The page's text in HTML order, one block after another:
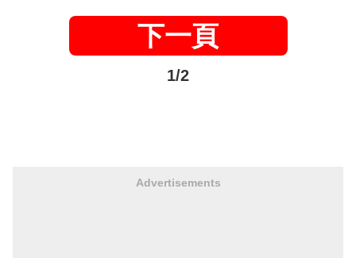
下一頁
1/2
Advertisements